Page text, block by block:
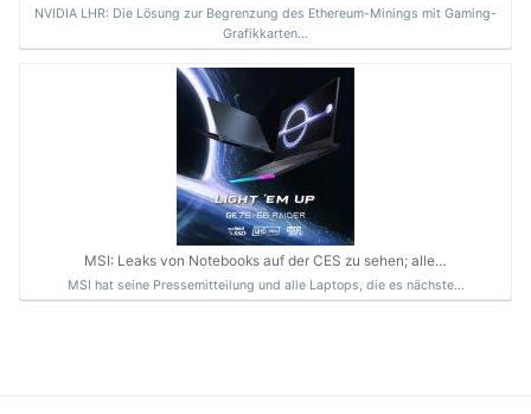
NVIDIA LHR: Die Lösung zur Begrenzung des Ethereum-Minings mit Gaming-
Grafikkarten…
MSI: Leaks von Notebooks auf der CES zu sehen; alle…
MSI hat seine Pressemitteilung und alle Laptops, die es nächste…